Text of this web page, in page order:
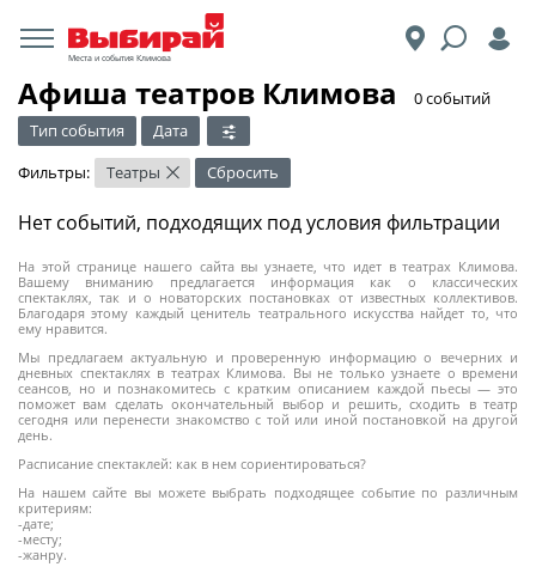
Места и события Климова
Афиша театров Климова
​0 событий
Тип события
Дата
Фильтры:
Театры × Сбросить
На этой странице нашего сайта вы узнаете, что идет в театрах Климова.
Вашему вниманию предлагается информация как о классических
спектаклях, так и о новаторских постановках от известных коллективов.
Благодаря этому каждый ценитель театрального искусства найдет то, что
ему нравится.
Мы предлагаем актуальную и проверенную информацию о вечерних и
дневных спектаклях в театрах Климова. Вы не только узнаете о времени
сеансов, но и познакомитесь с кратким описанием каждой пьесы — это
поможет вам сделать окончательный выбор и решить, сходить в театр
сегодня или перенести знакомство с той или иной постановкой на другой
день.
Расписание спектаклей: как в нем сориентироваться?
На нашем сайте вы можете выбрать подходящее событие по различным
критериям:
-дате;
-месту;
-жанру.
Нет событий, подходящих под условия фильтрации